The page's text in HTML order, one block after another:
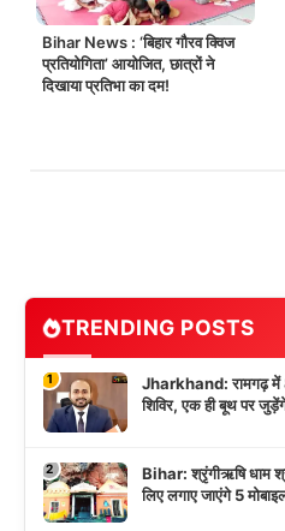
Bihar News : ‘बिहार गौरव क्विज
प्रतियोगिता’ आयोजित, छात्रों ने
दिखाया प्रतिभा का दम!
TRENDING POSTS
1
Jharkhand: रामगढ़ में
शिविर, एक ही बूथ पर
2
Bihar: श्रृंगीऋषि धाम
लिए लगाए जाएंगे 5